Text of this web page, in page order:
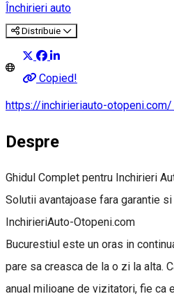
Închirieri auto
Distribuie
Copied!
https://inchirieriauto-otopeni.com/
Despre
Ghidul Complet pentru Inchirieri
Solutii avantajoase fara garantie
InchirieriAuto-Otopeni.com
Bucurestiul este un oras in
pare sa creasca de la o zi la alta.
anual milioane de vizitatori, fie ca